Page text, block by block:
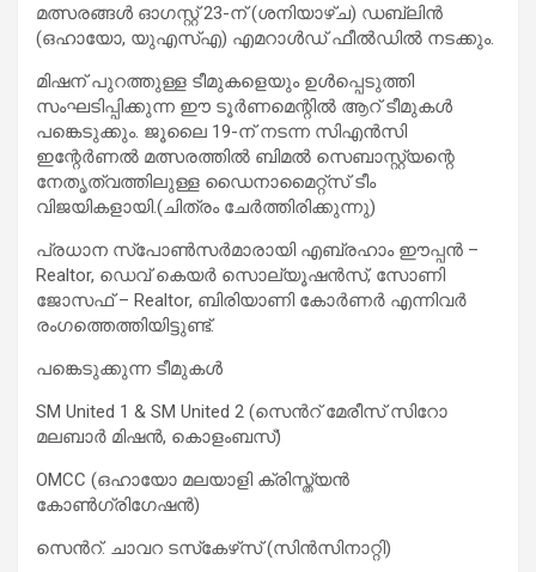
മത്സരങ്ങൾ ഓഗസ്റ്റ് 23-ന് (ശനിയാഴ്ച) ഡബ്ലിൻ
(ഒഹായോ, യുഎസ്എ) എമറാൾഡ് ഫീൽഡിൽ നടക്കും.
മിഷന് പുറത്തുള്ള ടീമുകളെയും ഉൾപ്പെടുത്തി
സംഘടിപ്പിക്കുന്ന ഈ ടൂർണമെന്റിൽ ആറ് ടീമുകൾ
പങ്കെടുക്കും. ജൂലൈ 19-ന് നടന്ന സിഎൻസി
ഇന്റേർണൽ മത്സരത്തിൽ ബിമൽ സെബാസ്റ്റ്യന്റെ
നേതൃത്വത്തിലുള്ള ഡൈനാമൈറ്റ്സ് ടീം
വിജയികളായി.(ചിത്രം ചേർത്തിരിക്കുന്നു)
പ്രധാന സ്‌പോൺസർമാരായി എബ്രഹാം ഈപ്പൻ –
Realtor, ഡെവ് കെയർ സൊല്യൂഷൻസ്, സോണി
ജോസഫ് – Realtor, ബിരിയാണി കോർണർ എന്നിവർ
രംഗത്തെത്തിയിട്ടുണ്ട്.
പങ്കെടുക്കുന്ന ടീമുകൾ
SM United 1 & SM United 2 (സെന്‍റ് മേരീസ് സിറോ
മലബാര്‍ മിഷൻ, കൊളംബസ്)
OMCC (ഒഹായോ മലയാളി ക്രിസ്ത്യൻ
കോൺഗ്രിഗേഷൻ)
സെൻറ്. ചാവറ ടസ്‌കേഴ്‌സ് (സിൻസിനാറ്റി)